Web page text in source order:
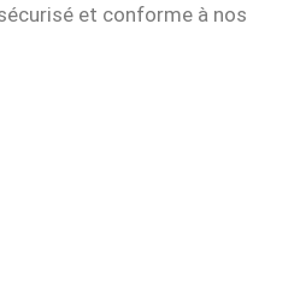
et conforme à nos